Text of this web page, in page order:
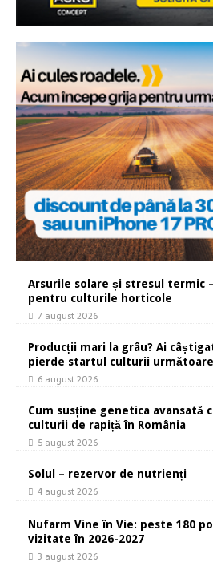
Arsurile solare și stresul termic
pentru culturile horticole
7 august 2026
Producții mari la grâu? Ai
pierde startul culturii următoare
6 august 2026
Cum susține genetica
culturii de rapiță în România
5 august 2026
Solul – rezervor de nutrienți
4 august 2026
Nufarm Vine în Vie: peste 180
vizitate în 2026-2027
3 august 2026